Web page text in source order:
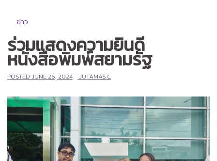
ข่าว
ร่วมแสดงความยินดี
หนังสือพิมพ์สยามรัฐ
POSTED JUNE 26, 2024 JUTAMAS.C